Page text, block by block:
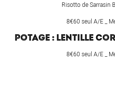
Risotto de Sarrasin
8€60 seul A/E _
POTAGE : LENTILLE
8€60 seul A/E _